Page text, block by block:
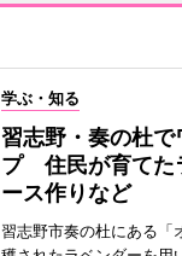
学ぶ・知る
習志野・奏の杜で
プ 住民が育てた
ース作りなど
習志野市奏の杜にある「